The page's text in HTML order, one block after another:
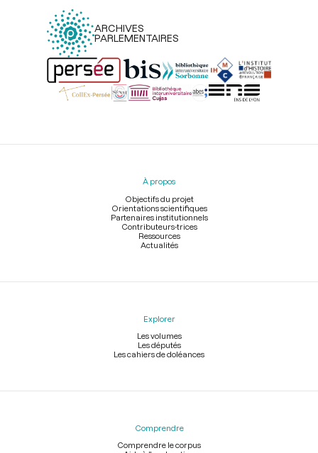
ARCHIVES
PARLEMENTAIRES
Menu
À propos
Objectifs du projet
Orientations scientifiques
Partenaires institutionnels
Contributeurs-trices
Ressources
Actualités
Explorer
Les volumes
Les députés
Les cahiers de doléances
Comprendre
Comprendre le corpus